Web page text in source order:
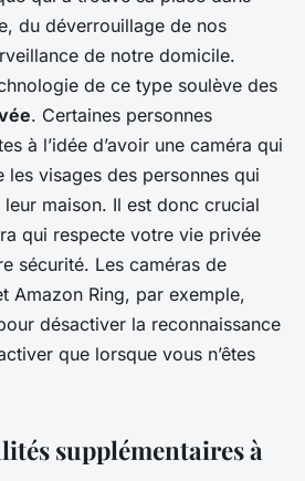
du déverrouillage de nos
de notre domicile.
de ce type soulève des
. Certaines personnes
à l’idée d’avoir une caméra qui
les visages des personnes qui
maison. Il est donc crucial
qui respecte votre vie privée
sécurité. Les caméras de
Amazon Ring, par exemple,
désactiver la reconnaissance
que lorsque vous n’êtes
supplémentaires à